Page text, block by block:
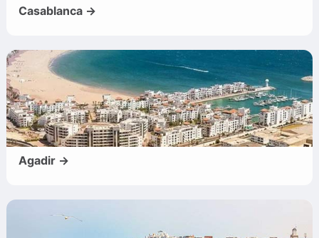
Casablanca →
Agadir →